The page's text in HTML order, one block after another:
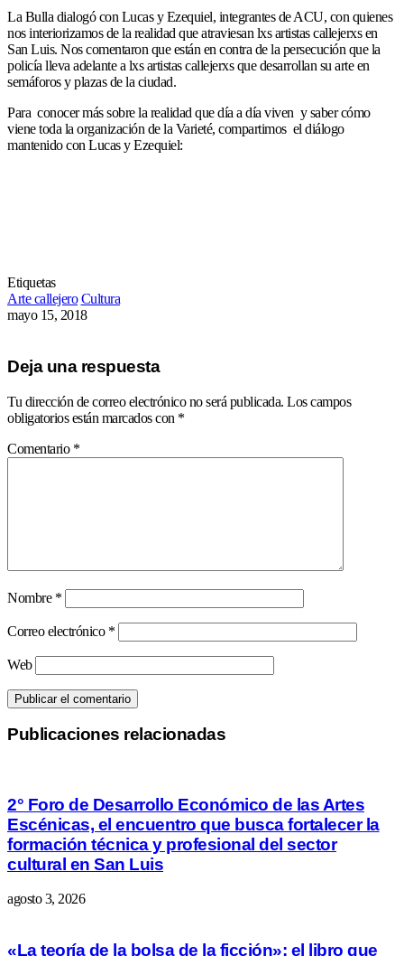
La Bulla dialogó con Lucas y Ezequiel, integrantes de ACU, con quienes
nos interiorizamos de la realidad que atraviesan lxs artistas callejerxs en
San Luis. Nos comentaron que están en contra de la persecución que la
policía lleva adelante a lxs artistas callejerxs que desarrollan su arte en
semáforos y plazas de la ciudad.
Para conocer más sobre la realidad que día a día viven y saber cómo
viene toda la organización de la Varieté, compartimos el diálogo
mantenido con Lucas y Ezequiel:
Etiquetas
Arte callejero Cultura
mayo 15, 2018
Deja una respuesta
Tu dirección de correo electrónico no será publicada. Los campos
obligatorios están marcados con *
Comentario *
Nombre *
Correo electrónico *
Web
Publicaciones relacionadas
2° Foro de Desarrollo Económico de las Artes
Escénicas, el encuentro que busca fortalecer la
formación técnica y profesional del sector
cultural en San Luis
agosto 3, 2026
«La teoría de la bolsa de la ficción»: el libro que